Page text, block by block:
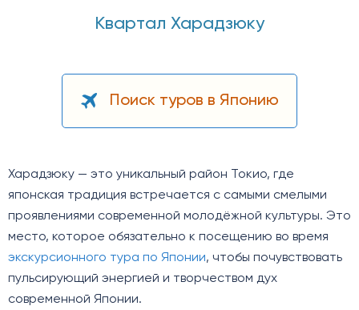
Квартал Харадзюку
Поиск туров в Японию
Харадзюку — это уникальный район Токио, где
японская традиция встречается с самыми смелыми
проявлениями современной молодёжной культуры. Это
место, которое обязательно к посещению во время
экскурсионного тура по Японии, чтобы почувствовать
пульсирующий энергией и творчеством дух
современной Японии.